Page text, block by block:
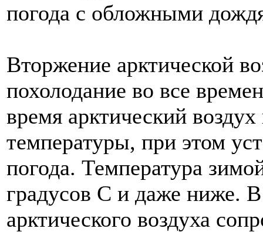
погода с обложными
Вторжение арктической
похолодание во все
время арктический
температуры, при этом
погода. Температура
градусов С и даже ниже.
арктического воздуха